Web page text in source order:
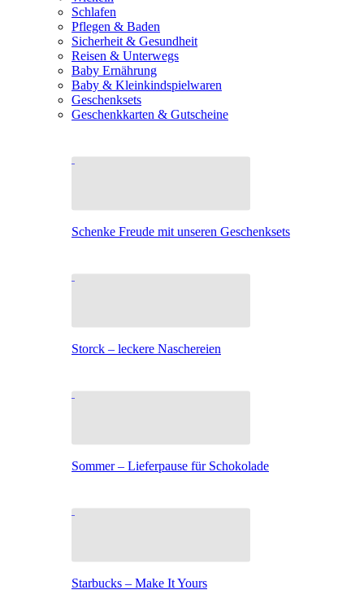
Schlafen
Pflegen & Baden
Sicherheit & Gesundheit
Reisen & Unterwegs
Baby Ernährung
Baby & Kleinkindspielwaren
Geschenksets
Geschenkkarten & Gutscheine
Schenke Freude mit unseren Geschenksets
Storck – leckere Naschereien
Sommer – Lieferpause für Schokolade
Starbucks – Make It Yours